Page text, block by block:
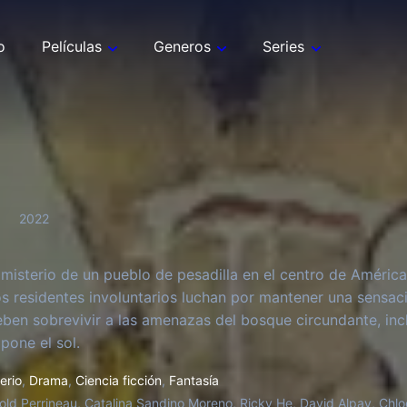
Películas Generos Series
2022
de un pueblo de pesadilla en el centro de
residentes involuntarios luchan por mantener una
sobrevivir a las amenazas del bosque circundante,
el sol.
, Drama, Ciencia ficción, Fantasía
Perrineau, Catalina Sandino Moreno, Ricky He, David Alpay,